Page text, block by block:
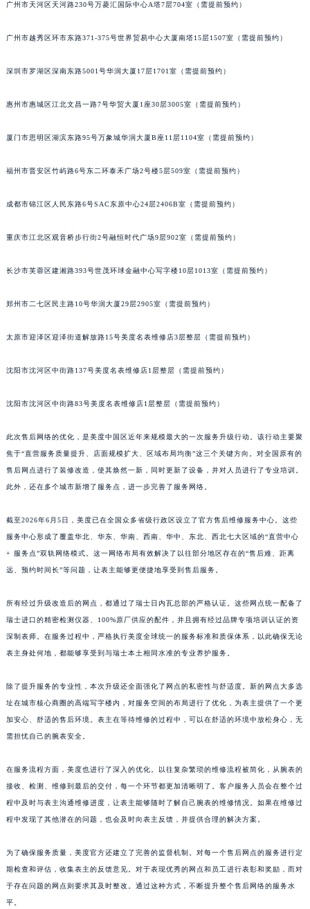
广州市天河区天河路230号万菱汇国际中心A塔7层704室（需提前预约）
广州市越秀区环市东路371-375号世界贸易中心大厦南塔15层1507室（需提前预约）
深圳市罗湖区深南东路5001号华润大厦17层1701室（需提前预约）
惠州市惠城区江北文昌一路7号华贸大厦1座30层3005室（需提前预约）
厦门市思明区湖滨东路95号万象城华润大厦B座11层1104室（需提前预约）
福州市晋安区竹屿路6号东二环泰禾广场2号楼5层509室（需提前预约）
成都市锦江区人民东路6号SAC东原中心24层2406B室（需提前预约）
重庆市江北区观音桥步行街2号融恒时代广场9层902室（需提前预约）
长沙市芙蓉区建湘路393号世茂环球金融中心写字楼10层1013室（需提前预约）
郑州市二七区民主路10号华润大厦29层2905室（需提前预约）
太原市迎泽区迎泽街道解放路15号美度名表维修店3层整层（需提前预约）
沈阳市沈河区中街路137号美度名表维修店1层整层（需提前预约）
沈阳市沈河区中街路83号美度名表维修店1层整层（需提前预约）
此次售后网络的优化，是美度中国区近年来规模最大的一次服务升级行动。该行动主要聚
焦于“直营服务质量提升、店面规模扩大、区域布局均衡”这三个关键方向。对全国原有的
售后网点进行了装修改造，使其焕然一新，同时更新了设备，并对人员进行了专业培训。
此外，还在多个城市新增了服务点，进一步完善了服务网络。
截至2026年6月5日，美度已在全国众多省级行政区设立了官方售后维修服务中心。这些
服务中心形成了覆盖华北、华东、华南、西南、华中、东北、西北七大区域的“直营中心
+ 服务点”双轨网络模式。这一网络布局有效解决了以往部分地区存在的“售后难、距离
远、预约时间长”等问题，让表主能够更便捷地享受到售后服务。
所有经过升级改造后的网点，都通过了瑞士日内瓦总部的严格认证。这些网点统一配备了
瑞士进口的精密检测仪器、100%原厂供应的配件，并且拥有经过品牌专项培训认证的资
深制表师。在服务过程中，严格执行美度全球统一的服务标准和质保体系，以此确保无论
表主身处何地，都能够享受到与瑞士本土相同水准的专业养护服务。
除了提升服务的专业性，本次升级还全面强化了网点的私密性与舒适度。新的网点大多选
址在城市核心商圈的高端写字楼内，对服务空间的布局进行了优化，为表主提供了一个更
加安心、舒适的售后环境。表主在等待维修的过程中，可以在舒适的环境中放松身心，无
需担忧自己的腕表安全。
在服务流程方面，美度也进行了深入的优化。以往复杂繁琐的维修流程被简化，从腕表的
接收、检测、维修到最后的交付，每一个环节都更加清晰明了。客户服务人员会在整个过
程中及时与表主沟通维修进度，让表主能够随时了解自己腕表的维修情况。如果在维修过
程中发现了其他潜在的问题，也会及时向表主反馈，并提供合理的解决方案。
为了确保服务质量，美度官方还建立了完善的监督机制。对每一个售后网点的服务进行定
期检查和评估，收集表主的反馈意见。对于表现优秀的网点和员工进行表彰和奖励，而对
于存在问题的网点则要求其及时整改。通过这种方式，不断提升整个售后网络的服务水
平。